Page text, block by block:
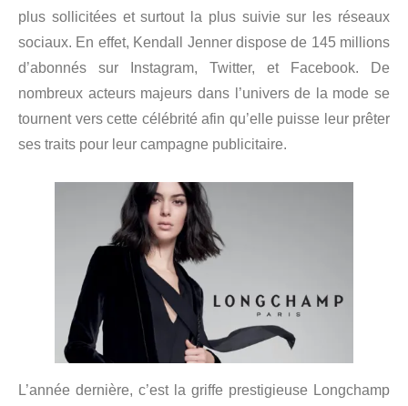
plus sollicitées et surtout la plus suivie sur les réseaux
sociaux. En effet, Kendall Jenner dispose de 145 millions
d’abonnés sur Instagram, Twitter, et Facebook. De
nombreux acteurs majeurs dans l’univers de la mode se
tournent vers cette célébrité afin qu’elle puisse leur prêter
ses traits pour leur campagne publicitaire.
L’année dernière, c’est la griffe prestigieuse Longchamp